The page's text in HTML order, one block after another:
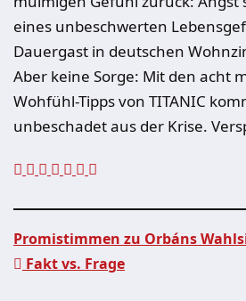
eines unbeschwerten
Dauergast in deutschen
Aber keine Sorge: Mit den acht
Wohfühl-Tipps von TITANIC
unbeschadet aus der Krise.
Promistimmen zu Orbáns
Fakt vs. Frage